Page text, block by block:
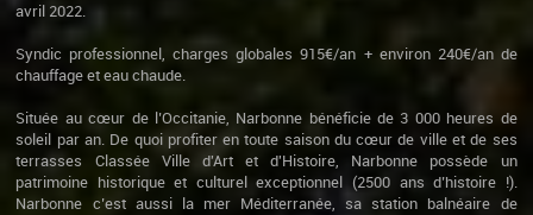
avril 2022.
Syndic professionnel, charges globales 915€/an + environ 240€/an de
chauffage et eau chaude.
Située au cœur de l’Occitanie, Narbonne bénéficie de 3 000 heures de
soleil par an. De quoi profiter en toute saison du cœur de ville et de ses
terrasses Classée Ville d'Art et d'Histoire, Narbonne possède un
patrimoine historique et culturel exceptionnel (2500 ans d’histoire !).
Narbonne c’est aussi la mer Méditerranée, sa station balnéaire de